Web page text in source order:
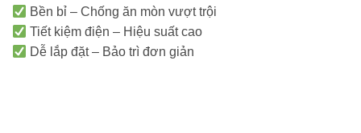
Bền bỉ – Chống ăn mòn vượt trội
Tiết kiệm điện – Hiệu suất cao
Dễ lắp đặt – Bảo trì đơn giản